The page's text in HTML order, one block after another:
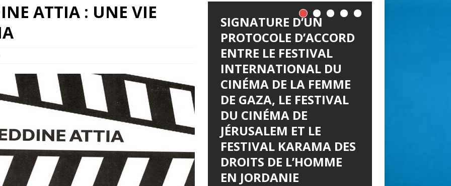
ATTIA : UNE VIE
SIGNATURE D’UN
PROTOCOLE D’ACCORD
ENTRE LE FESTIVAL
INTERNATIONAL DU
CINÉMA DE LA FEMME
DE GAZA, LE FESTIVAL
DU CINÉMA DE
JÉRUSALEM ET LE
FESTIVAL KARAMA DES
DROITS DE L’HOMME
EN JORDANIE